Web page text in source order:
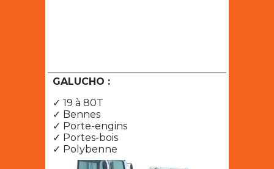
GALUCHO :
✓ 19 à 80T
✓ Bennes
✓ Porte-engins
✓ Portes-bois
✓ Polybenne